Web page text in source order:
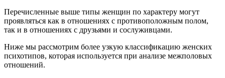
Перечисленные выше типы женщин по характеру могут
проявляться как в отношениях с противоположным полом,
так и в отношениях с друзьями и сослуживцами.
Ниже мы рассмотрим более узкую классификацию женских
психотипов, которая используется при анализе межполовых
отношений.